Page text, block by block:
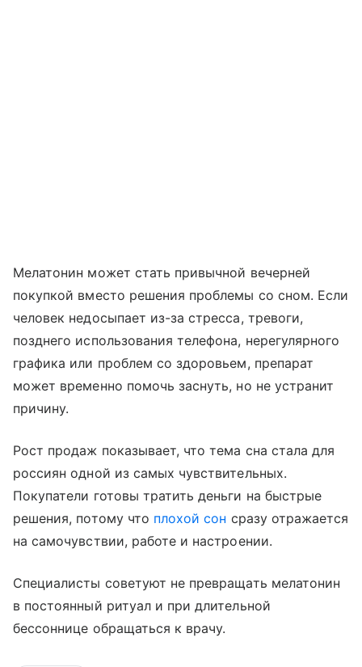
Мелатонин может стать привычной вечерней
покупкой вместо решения проблемы со сном. Если
человек недосыпает из-за стресса, тревоги,
позднего использования телефона, нерегулярного
графика или проблем со здоровьем, препарат
может временно помочь заснуть, но не устранит
причину.
Рост продаж показывает, что тема сна стала для
россиян одной из самых чувствительных.
Покупатели готовы тратить деньги на быстрые
решения, потому что плохой сон сразу отражается
на самочувствии, работе и настроении.
Специалисты советуют не превращать мелатонин
в постоянный ритуал и при длительной
бессоннице обращаться к врачу.